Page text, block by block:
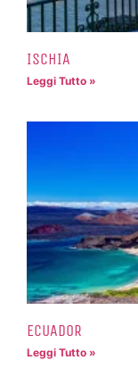
ISCHIA
Leggi Tutto »
ECUADOR
Leggi Tutto »